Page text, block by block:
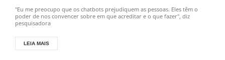
"Eu me preocupo que os chatbots prejudiquem as pessoas. Eles têm o
poder de nos convencer sobre em que acreditar e o que fazer", diz
pesquisadora
LEIA MAIS